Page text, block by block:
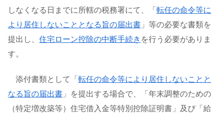
しなくなる日までに所轄の税務署にて、「 転任の命令等に
より居住しないこととなる旨の届出書 」等の必要な書類を
提出し、 住宅ローン控除の中断手続き を行う必要がありま
す。
添付書類として「 転任の命令等により居住しないことと
なる旨の届出書 」を提出する場合で、「年末調整のための
（特定増改築等）住宅借入金等特別控除証明書」及び「給